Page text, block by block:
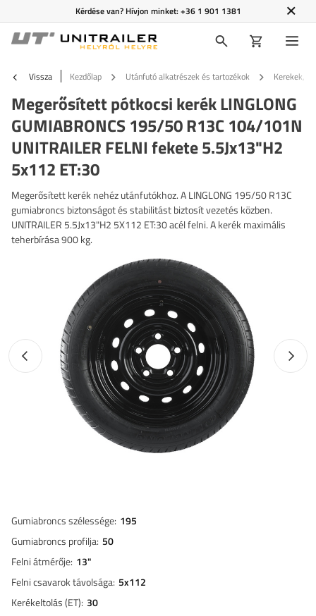
Kérdése van? Hívjon minket:+36 1 901 1381
Vissza Kezdőlap Utánfutó alkatrészek és tartozékok Kerekek,
Megerősített pótkocsi kerék LINGLONG
GUMIABRONCS 195/50 R13C 104/101N
UNITRAILER FELNI fekete 5.5Jx13"H2
5x112 ET:30
Megerősített kerék nehéz utánfutókhoz. A LINGLONG 195/50 R13C
gumiabroncs biztonságot és stabilitást biztosít vezetés közben.
UNITRAILER 5.5Jx13"H2 5X112 ET:30 acél felni. A kerék maximális
teherbírása 900 kg.
Előző fotó
Gumiabroncs szélessége 195
Gumiabroncs profilja 50
Felni átmérője 13"
Felni csavarok távolsága 5x112
Kerékeltolás (ET) 30